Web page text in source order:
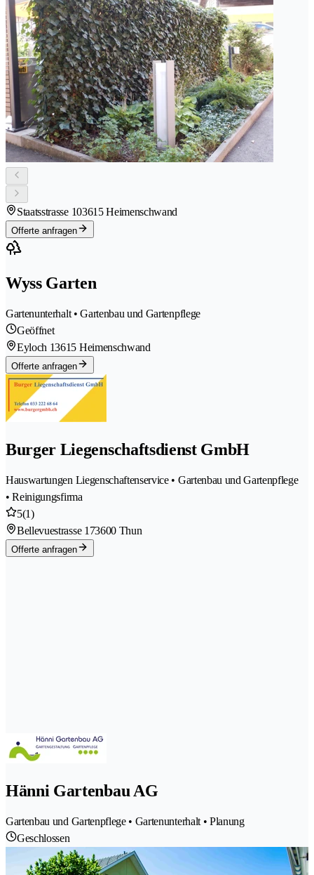
Staatsstrasse 103615 Heimenschwand
Offerte anfragen
Wyss Garten
Gartenunterhalt • Gartenbau und Gartenpflege
Geöffnet
Eyloch 13615 Heimenschwand
Offerte anfragen
Burger Liegenschaftsdienst GmbH
Hauswartungen Liegenschaftenservice • Gartenbau und Gartenpflege
• Reinigungsfirma
5(1)
Bellevuestrasse 173600 Thun
Offerte anfragen
Hänni Gartenbau AG
Gartenbau und Gartenpflege • Gartenunterhalt • Planung
Geschlossen